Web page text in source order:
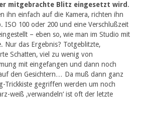
mitgebrachte Blitz eingesetzt wird .
ihn einfach auf die Kamera, richten ihn
ISO 100 oder 200 und eine Verschlußzeit
– eben so, wie man im Studio mit
Nur das Ergebnis? Totgeblitzte,
Schatten, viel zu wenig von
mit eingefangen und dann noch
den Gesichtern… Da muß dann ganz
Trickkiste gegriffen werden um noch
weiß ‚verwandeln‘ ist oft der letzte